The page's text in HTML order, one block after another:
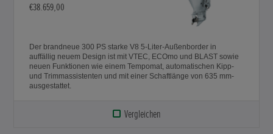
€38.659,00
Der brandneue 300 PS starke V8 5-Liter-Außenborder in
auffällig neuem Design ist mit VTEC, ECOmo und BLAST sowie
neuen Funktionen wie einem Tempomat, automatischen Kipp-
und Trimmassistenten und mit einer Schaftlänge von 635 mm-
ausgestattet.
Vergleichen